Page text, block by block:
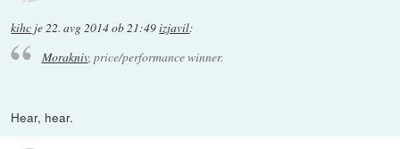
kihc je 22. avg 2014 ob 21:49izjavil:
Morakniv, price/performance winner.
Hear, hear.